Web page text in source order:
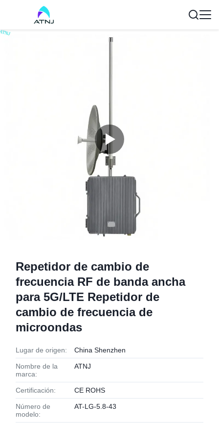
Repetidor de cambio de
frecuencia RF de banda ancha
para 5G/LTE Repetidor de
cambio de frecuencia de
microondas
Lugar de origen: China Shenzhen
Nombre de la
marca:
ATNJ
Certificación: CE ROHS
Número de
modelo:
AT-LG-5.8-43